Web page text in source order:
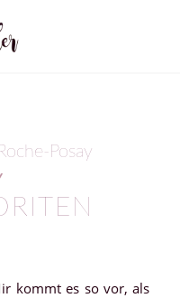
Posay
kommt es so vor, als